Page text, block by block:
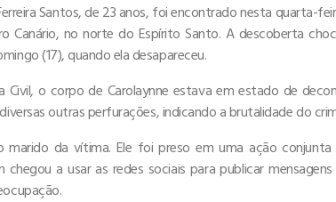
Santos, de 23 anos, foi encontrado nesta quarta-
Canário, no norte do Espírito Santo. A descoberta
(17), quando ela desapareceu.
Civil, o corpo de Carolaynne estava em estado de
outras perfurações, indicando a brutalidade do
marido da vítima. Ele foi preso em uma ação
chegou a usar as redes sociais para publicar